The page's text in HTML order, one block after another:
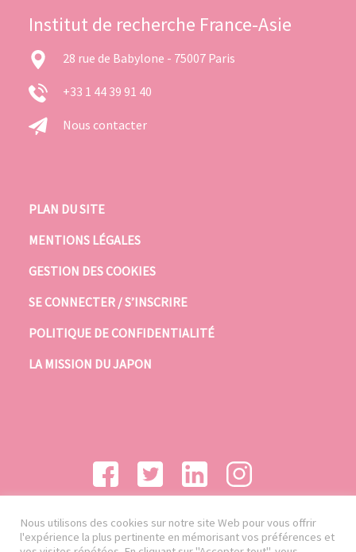
Institut de recherche France-Asie
28 rue de Babylone - 75007 Paris
+33 1 44 39 91 40
Nous contacter
PLAN DU SITE
MENTIONS LÉGALES
GESTION DES COOKIES
SE CONNECTER / S’INSCRIRE
POLITIQUE DE CONFIDENTIALITÉ
LA MISSION DU JAPON
Nous utilisons des cookies sur notre site Web pour vous offrir
l'expérience la plus pertinente en mémorisant vos préférences et